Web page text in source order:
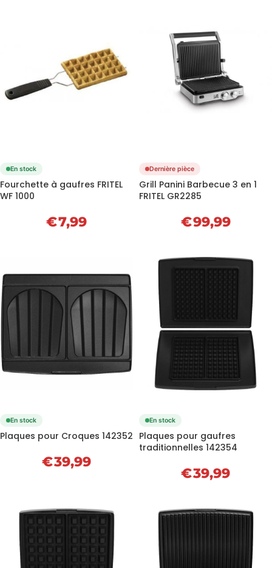
En stock
Fourchette à gaufres FRITEL
WF 1000
€7,99
Dernière pièce
Grill Panini Barbecue 3 en 1
FRITEL GR2285
€99,99
En stock
Plaques pour Croques 142352
€39,99
En stock
Plaques pour gaufres
traditionnelles 142354
€39,99